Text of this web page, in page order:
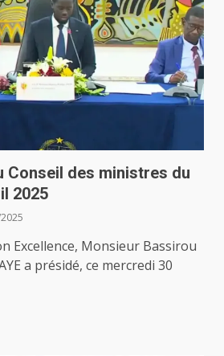
Conseil des ministres du
2025
Excellence, Monsieur Bassirou
a présidé, ce mercredi 30